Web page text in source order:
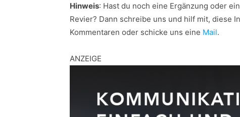
Hinweis: Hast du noch eine Ergänzung oder
Revier? Dann schreibe uns und hilf mit, diese
Kommentaren oder schicke uns eine Mail.
ANZEIGE